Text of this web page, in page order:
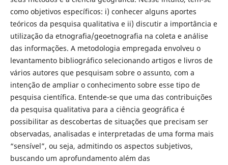
como objetivos específicos: i) conhecer alguns aportes
teóricos da pesquisa qualitativa e ii) discutir a importância e
utilização da etnografia/geoetnografia na coleta e análise
das informações. A metodologia empregada envolveu o
levantamento bibliográfico selecionando artigos e livros de
vários autores que pesquisam sobre o assunto, com a
intenção de ampliar o conhecimento sobre esse tipo de
pesquisa científica. Entende-se que uma das contribuições
da pesquisa qualitativa para a ciência geográfica é
possibilitar as descobertas de situações que precisam ser
observadas, analisadas e interpretadas de uma forma mais
“sensível”, ou seja, admitindo os aspectos subjetivos,
buscando um aprofundamento além das